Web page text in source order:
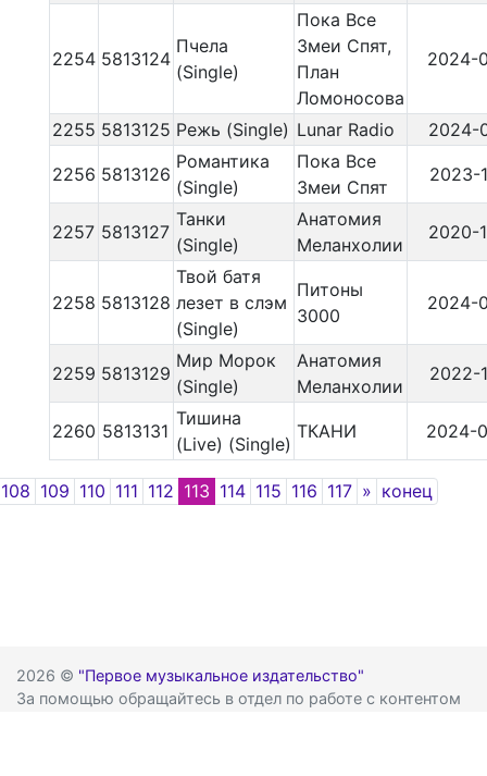
2254 5813124
Пчела
(Single)
Пока Все
Змеи Спят,
План
Ломоносова
2024-
2255 5813125 Режь (Single) Lunar Radio 2024-
2256 5813126
Романтика
(Single)
Пока Все
Змеи Спят
2023-
2257 5813127
Танки
(Single)
Анатомия
Меланхолии
2020-
2258 5813128
Твой батя
лезет в слэм
(Single)
Питоны
3000
2024-
2259 5813129
Мир Морок
(Single)
Анатомия
Меланхолии
2022-
2260 5813131
Тишина
(Live) (Single)
ТКАНИ 2024-
108 109 110 111 112 113 114 115 116 117 » Next
конец
2026 © "Первое музыкальное издательство"
За помощью обращайтесь в отдел по работе с контентом